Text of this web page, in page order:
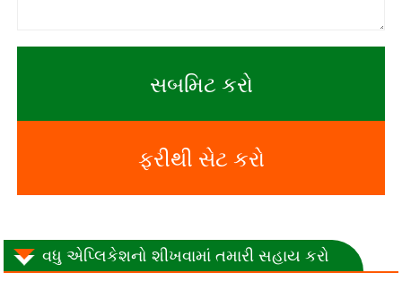
સબમિટ કરો
ફરીથી સેટ કરો
વધુ એપ્લિકેશનો શીખવામાં તમારી સહાય કરો